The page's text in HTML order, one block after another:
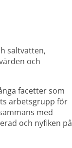
saltvatten,
och
facetter som
arbetsgrupp för
med
och nyfiken på